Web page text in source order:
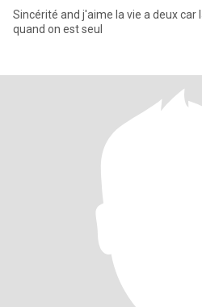
Sincérité and j'aime la vie a deux car
quand on est seul